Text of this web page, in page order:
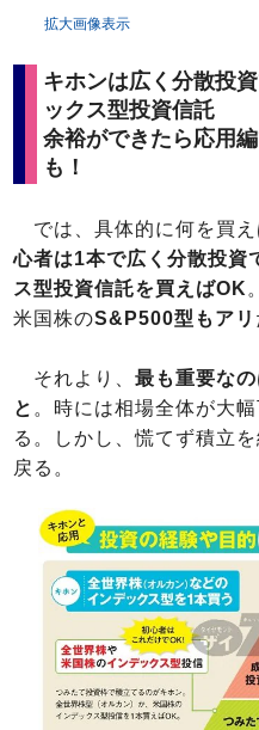
拡大画像表示
キホンは広く分散投
ックス型投資信託
余裕ができたら応用
も！
では、具体的に何を買
心者は1本で広く分散投資
ス型投資信託を買えばOK
米国株のS&P500型もアリ
それより、 最も重要な
と 。時には相場全体が大
る。しかし、慌てず積立
戻る。